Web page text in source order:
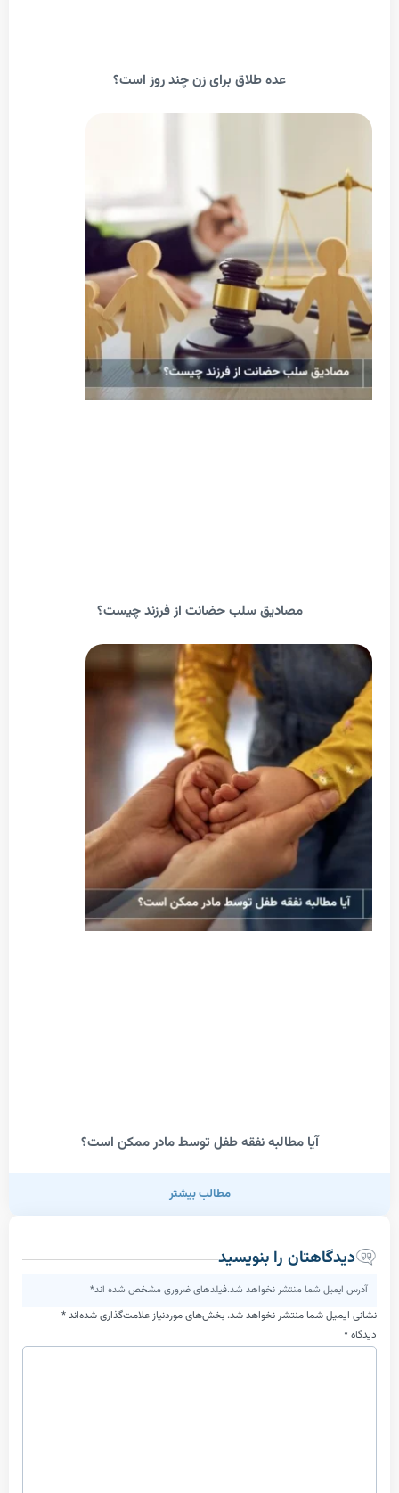
عده طلاق برای زن چند روز است؟
مصادیق سلب حضانت از فرزند چیست؟
آیا مطالبه نفقه طفل توسط مادر ممکن است؟
را بنویسید
شما منتشر نخواهد شد.فیلدهای ضروری مشخص شده اند*
شما منتشر نخواهد شد.بخش‌های موردنیاز علامت‌گذاری شده‌اند*